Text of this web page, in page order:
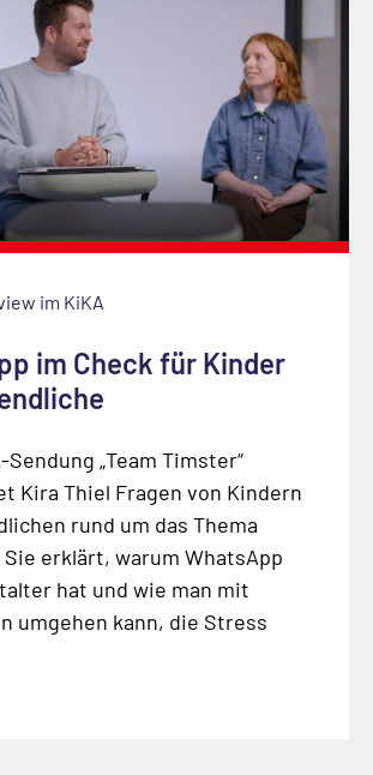
im KiKA
im Check für Kinder
Sendung „Team Timster“
Kira Thiel Fragen von Kindern
rund um das Thema
erklärt, warum WhatsApp
hat und wie man mit
umgehen kann, die Stress